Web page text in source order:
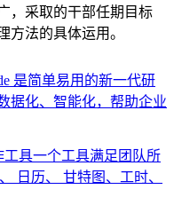
，采取的干部任期目标
方法的具体运用。
是简单易用的新一代研
据化、智能化，帮助企业
工具一个工具满足团队所
日历、 甘特图、工时、